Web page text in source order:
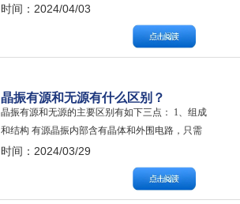
威科技产有源晶振三号脚（#3）为频率输出脚，
其位置位于一号脚（#1）对角线方向。 3、晶振引
脚之间不可粘连，以免发生短路停振。 举例：
SMD3225四脚无源晶振尺寸及引脚说明如下：
时间：2024/04/03
晶振有源和无源有什么区别？
晶振有源和无源的主要区别有如下三点： 1、组成
和结构 有源晶振内部含有晶体和外围电路，只需
外部提供一个电压源，就能直接输出信号。其一
般有四个脚，一个电源，一个接地，一个信号输
出端，一个NC(空脚或三态)。无源晶振则只有一
时间：2024/03/29